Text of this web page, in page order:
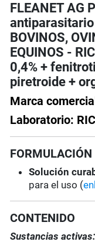
FLEANET AG
BOVINOS,
EQUINOS -
0,4% +
piretroide +
Marca
Laboratorio:
FORMULACIÓN
Solución
para el uso (
CONTENIDO
Sustancias activas: